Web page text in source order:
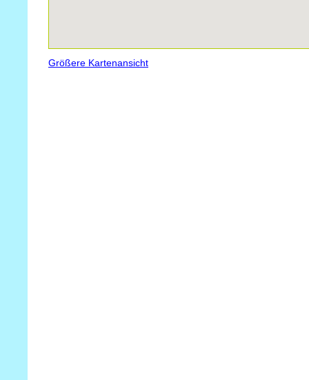
Größere Kartenansicht